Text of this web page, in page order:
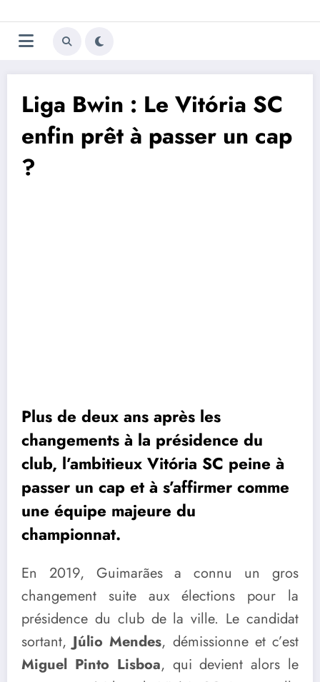
au
contenu
Trivela
L'actualité du football
Liga Bwin : Le Vitória SC
enfin prêt à passer un cap
?
Plus de deux ans après les
changements à la présidence du
club, l’ambitieux Vitória SC peine à
passer un cap et à s’affirmer comme
une équipe majeure du
championnat.
En 2019, Guimarães a connu un gros
changement suite aux élections pour la
présidence du club de la ville. Le candidat
sortant,Júlio Mendes, démissionne et c’est
Miguel Pinto Lisboa, qui devient alors le